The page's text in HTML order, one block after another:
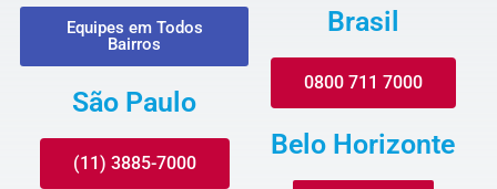
Equipes em Todos
Bairros
São Paulo
(11) 3885-7000
Brasil
0800 711 7000
Belo Horizonte